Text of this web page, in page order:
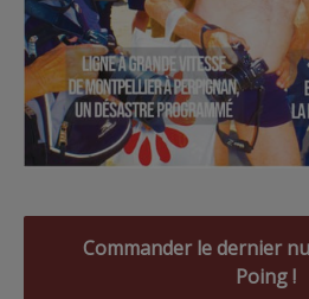
Commander le dernier
Poing !